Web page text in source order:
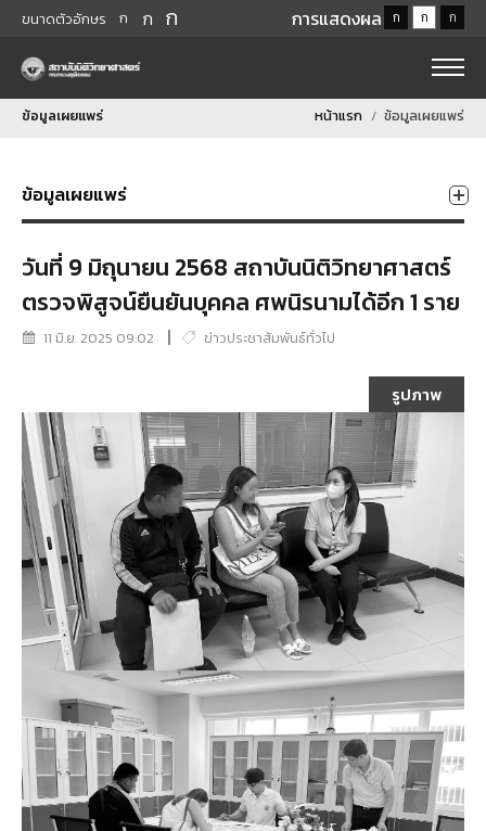
ขนาดตัวอักษร ก ก ก การแสดงผล ก ก ก
ข้อมูลเผยแพร่ หน้าแรก ข้อมูลเผยแพร่
ข้อมูลเผยแพร่
วันที่ 9 มิถุนายน 2568 สถาบันนิติวิทยาศาสตร์
ตรวจพิสูจน์ยืนยันบุคคล ศพนิรนามได้อีก 1 ราย
11 มิ.ย. 2025 09:02 ข่าวประชาสัมพันธ์ทั่วไป
รูปภาพ